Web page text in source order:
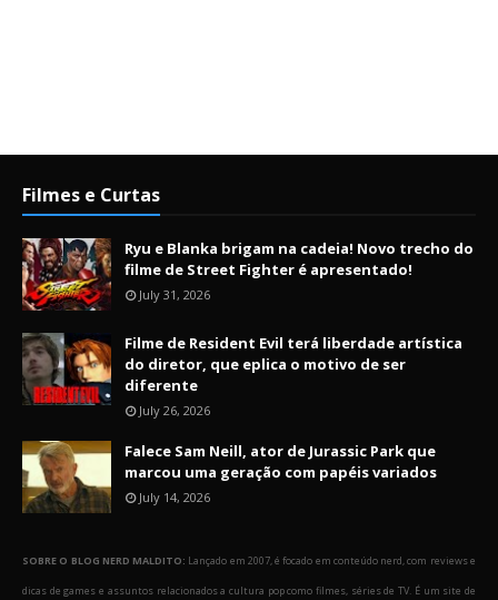
Filmes e Curtas
Ryu e Blanka brigam na cadeia! Novo trecho do
filme de Street Fighter é apresentado!
July 31, 2026
Filme de Resident Evil terá liberdade artística
do diretor, que eplica o motivo de ser
diferente
July 26, 2026
Falece Sam Neill, ator de Jurassic Park que
marcou uma geração com papéis variados
July 14, 2026
SOBRE O BLOG NERD MALDITO: Lançado em 2007, é focado em conteúdo nerd, com reviews e
dicas de games e assuntos relacionados a cultura pop como filmes, séries de TV. É um site de